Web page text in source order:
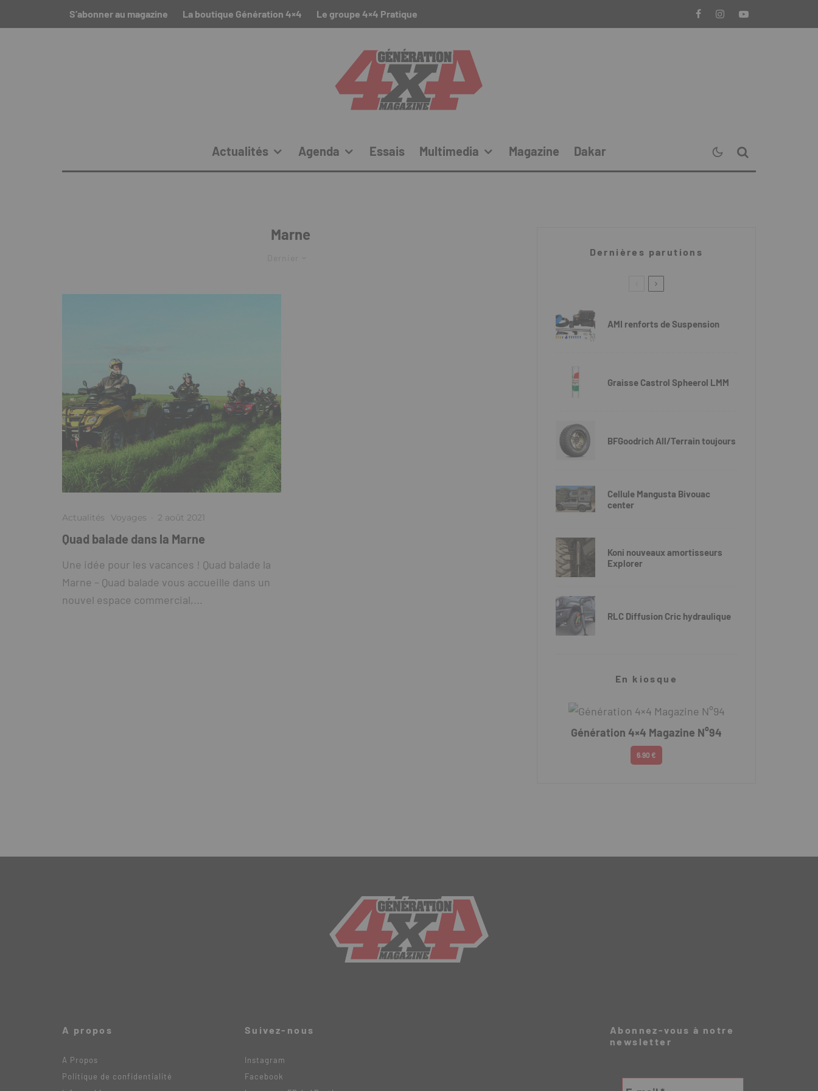
S’abonner au magazine La boutique Génération 4×4 Le groupe 4×4 Pratique
Actualités Agenda Essais Multimedia Magazine Dakar
Marne
Actualités Voyages · 2 août 2021
Quad balade dans la Marne
Une idée pour les vacances ! Quad balade la
Marne – Quad balade vous accueille dans un
nouvel espace commercial,...
Dernières parutions
AMI renforts de Suspension
Graisse Castrol Spheerol LMM
BFGoodrich All/Terrain toujours
Cellule Mangusta Bivouac
center
Koni nouveaux amortisseurs
Explorer
RLC Diffusion Cric hydraulique
En kiosque
Génération 4×4 Magazine N°94
6.90 €
A propos
A Propos
Politique de confidentialité
Suivez-nous
Instagram
Facebook
Abonnez-vous à notre
newsletter